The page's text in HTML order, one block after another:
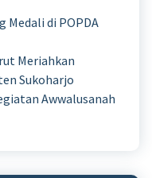
Medali di POPDA
Meriahkan
Sukoharjo
Awwalusanah